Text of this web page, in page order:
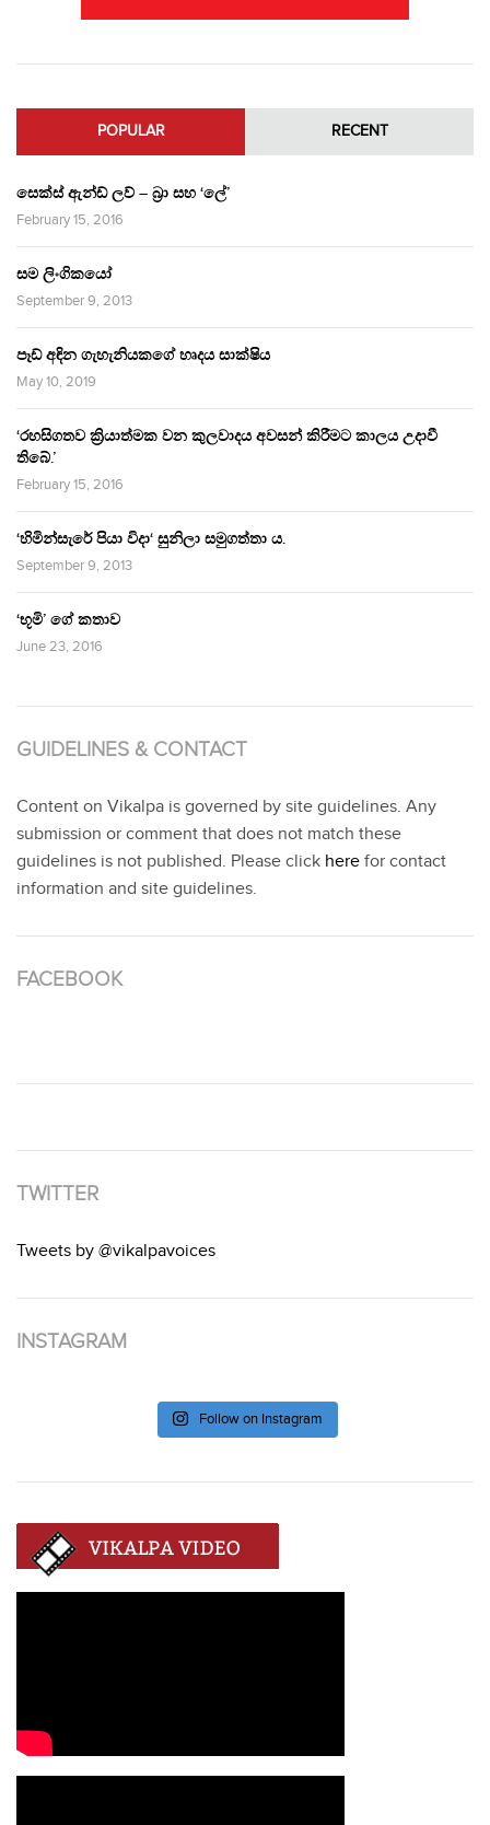
POPULAR RECENT
සෙක්ස් ඇන්ඩ් ලව් – බ්‍රා සහ ‘ලේ’
February 15, 2016
සම ලිංගිකයෝ
September 9, 2013
පෑඩ් අඳින ගැහැනියකගේ හෘදය සාක්ෂිය
May 10, 2019
‘රහසිගතව ක්‍රියාත්මක වන කුලවාදය අවසන් කිරීමට කාලය උදාවී
තිබේ.’
February 15, 2016
‘හිමින්සැරේ පියා විදා‘ සුනිලා සමුගත්තා ය.
September 9, 2013
‘භූමි’ ගේ කතාව
June 23, 2016
GUIDELINES & CONTACT
Content on Vikalpa is governed by site guidelines. Any
submission or comment that does not match these
guidelines is not published. Please click here for contact
information and site guidelines.
FACEBOOK
TWITTER
Tweets by @vikalpavoices
INSTAGRAM
Follow on Instagram